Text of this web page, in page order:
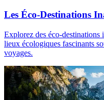
Les Éco-Destinations
Explorez des éco-destinations
lieux écologiques fascinants
voyages.